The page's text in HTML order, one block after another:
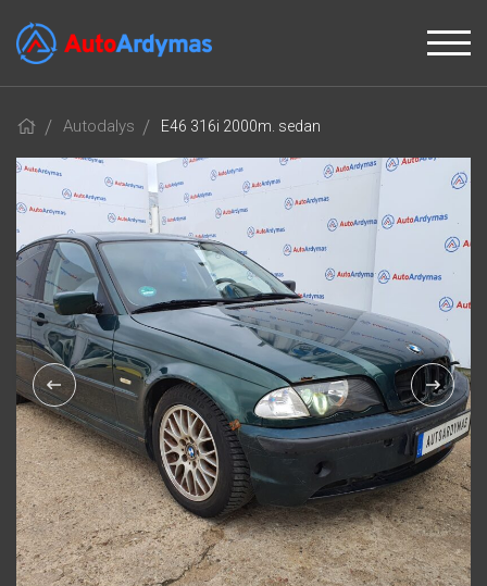
Autodalys E46 316i 2000m. sedan